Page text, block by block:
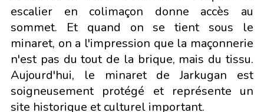
escalier en colimaçon donne accès au
sommet. Et quand on se tient sous le
minaret, on a l'impression que la maçonnerie
n'est pas du tout de la brique, mais du tissu.
Aujourd'hui, le minaret de Jarkugan est
soigneusement protégé et représente un
site historique et culturel important.